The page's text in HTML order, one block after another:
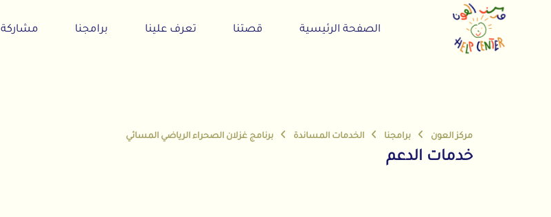
الصفحة الرئيسية قصتنا تعرف علينا برامجنا مشاركة المجتمع
برامجنا الخدمات المساندة برنامج غزلان الصحراء الرياضي المسائي
خدمات الدعم